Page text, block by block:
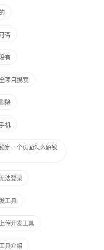
否
有
项目搜索
除
机
定一个页面怎么解锁
法登录
工具
传开发工具
具介绍